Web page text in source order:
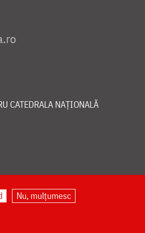
CATEDRALA NAȚIONALĂ
Nu, mulțumesc